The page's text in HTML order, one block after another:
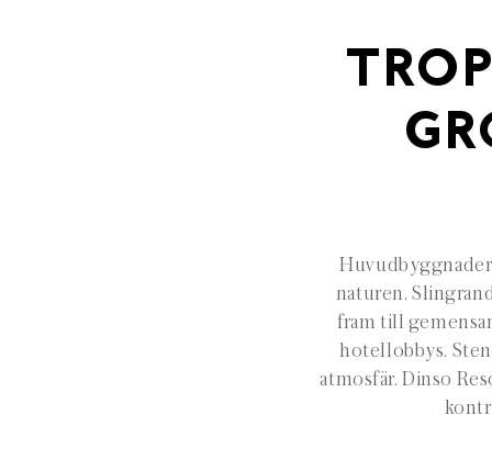
naturen.
fram till
hotellobbys.
atmosfär. Dinso